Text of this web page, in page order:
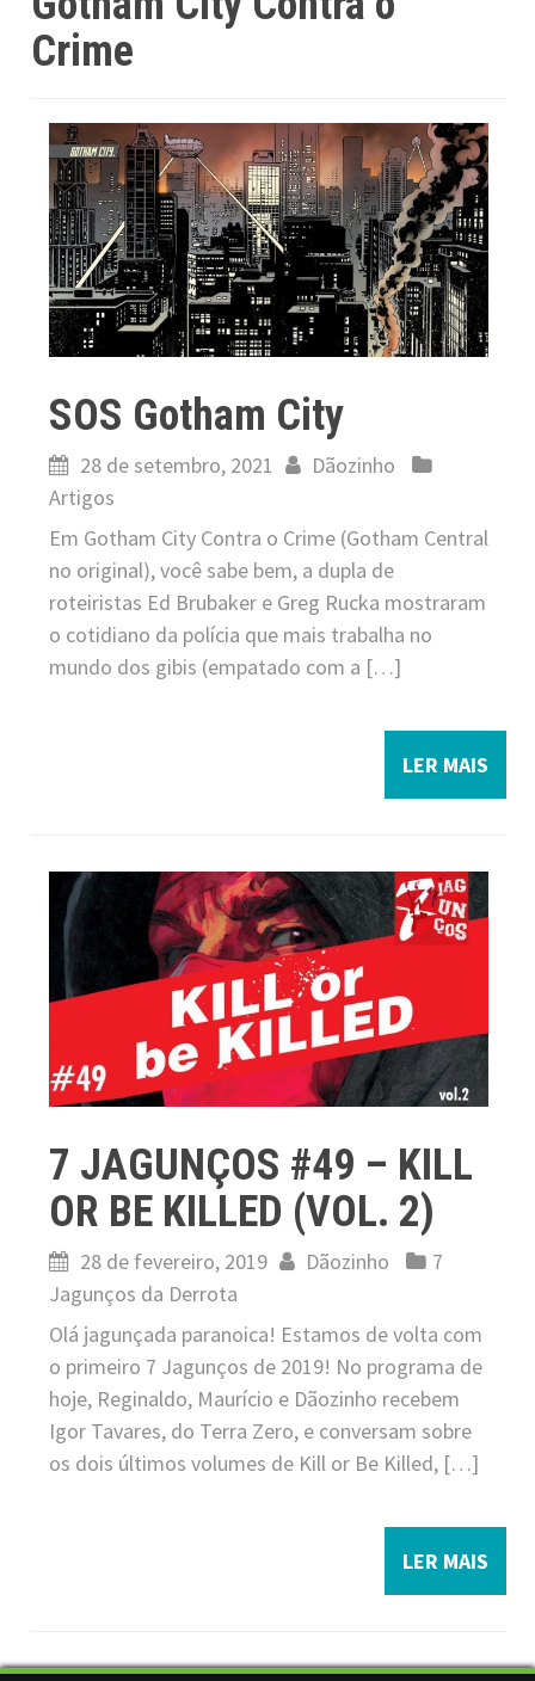
Crime
SOS Gotham City
28 de setembro, 2021
Dãozinho
Artigos
Em Gotham City Contra o Crime (Gotham Central
no original), você sabe bem, a dupla de
roteiristas Ed Brubaker e Greg Rucka mostraram
o cotidiano da polícia que mais trabalha no
mundo dos gibis (empatado com a […]
LER MAIS
7 JAGUNÇOS #49 – KILL
OR BE KILLED (VOL. 2)
28 de fevereiro, 2019 Dãozinho
7
Jagunços da Derrota
Olá jagunçada paranoica! Estamos de volta com
o primeiro 7 Jagunços de 2019! No programa de
hoje, Reginaldo, Maurício e Dãozinho recebem
Igor Tavares, do Terra Zero, e conversam sobre
os dois últimos volumes de Kill or Be Killed, […]
LER MAIS